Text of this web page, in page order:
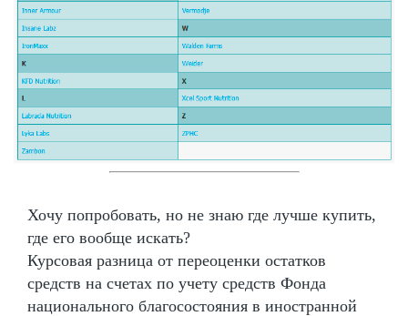
Хочу попробовать, но не знаю где лучше купить,
где его вообще искать?
Курсовая разница от переоценки остатков
средств на счетах по учету средств Фонда
национального благосостояния в иностранной